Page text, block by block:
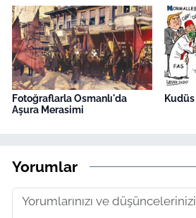
Fotoğraflarla Osmanlı'da
Aşura Merasimi
Yorumlar